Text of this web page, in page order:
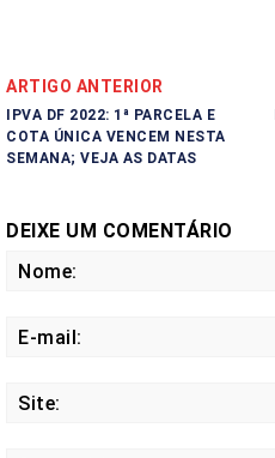
ARTIGO ANTERIOR
IPVA DF 2022: 1ª PARCELA E
COTA ÚNICA VENCEM NESTA
SEMANA; VEJA AS DATAS
DEIXE UM COMENTÁRIO